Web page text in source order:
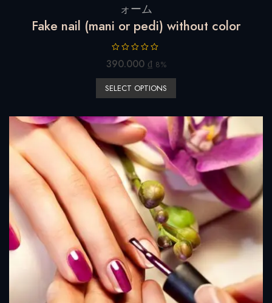
ォーム
Fake nail (mani or pedi) without color
R
t
e
d
o
u
o
f
5
390.000 ₫ 8%
SELECT OPTIONS